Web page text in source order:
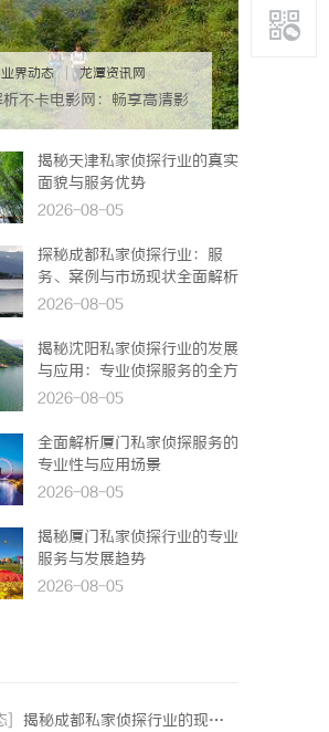
业界动态 龙潭资讯网
不卡电影网：畅享高清影
视体验的最佳选择
揭秘天津私家侦探行业的真实
面貌与服务优势
2026-08-05
探秘成都私家侦探行业：服
务、案例与市场现状全面解析
2026-08-05
揭秘沈阳私家侦探行业的发展
与应用：专业侦探服务的全方
位解析
2026-08-05
全面解析厦门私家侦探服务的
专业性与应用场景
2026-08-05
揭秘厦门私家侦探行业的专业
服务与发展趋势
2026-08-05
] 揭秘成都私家侦探行业的现状与未来发展趋势